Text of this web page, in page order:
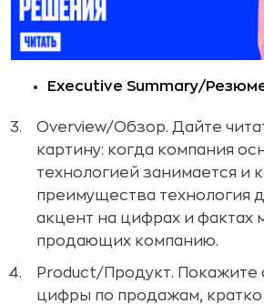
Executive Summary/
Overview/Обзор. Дайте
картину: когда компания
технологией занимается и
преимущества технология
акцент на цифрах и фактах
продающих компанию.
Product/Продукт. Покажите
цифры по продажам,